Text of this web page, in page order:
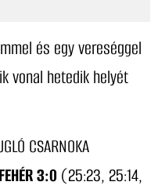
és egy vereséggel
vonal hetedik helyét
CSARNOKA
3:0 (25:23, 25:14,